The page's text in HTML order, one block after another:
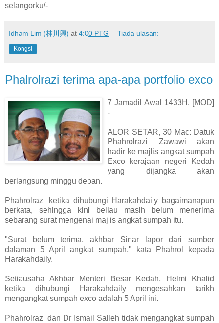
selangorku/-
Idham Lim (林川興) at 4:00 PTG Tiada ulasan:
Kongsi
Phalrolrazi terima apa-apa portfolio exco
7 Jamadil Awal 1433H. [MOD]
-
ALOR SETAR, 30 Mac: Datuk
Phahrolrazi Zawawi akan
hadir ke majlis angkat sumpah
Exco kerajaan negeri Kedah
yang dijangka akan
berlangsung minggu depan.
Phahrolrazi ketika dihubungi Harakahdaily bagaimanapun
berkata, sehingga kini beliau masih belum menerima
sebarang surat mengenai majlis angkat sumpah itu.
"Surat belum terima, akhbar Sinar lapor dari sumber
dalaman 5 April angkat sumpah," kata Phahrol kepada
Harakahdaily.
Setiausaha Akhbar Menteri Besar Kedah, Helmi Khalid
ketika dihubungi Harakahdaily mengesahkan tarikh
mengangkat sumpah exco adalah 5 April ini.
Phahrolrazi dan Dr Ismail Salleh tidak mengangkat sumpah